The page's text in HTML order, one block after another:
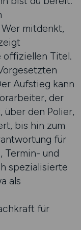
mitdenkt,
offiziellen Titel.
Aufstieg kann
der
über den Polier,
bis hin zum
für
Termin- und
spezialisierte
als
für